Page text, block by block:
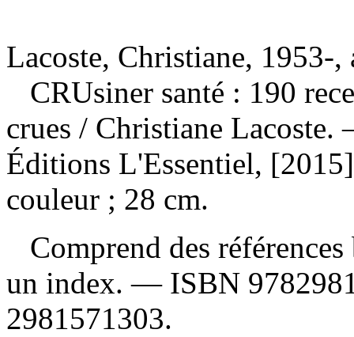
Lacoste, Christiane, 1953-,
CRUsiner santé : 190
crues / Christiane Lacoste.
Éditions L'Essentiel,
couleur ; 28 cm.
Comprend des
un index. — ISBN
2981571303.